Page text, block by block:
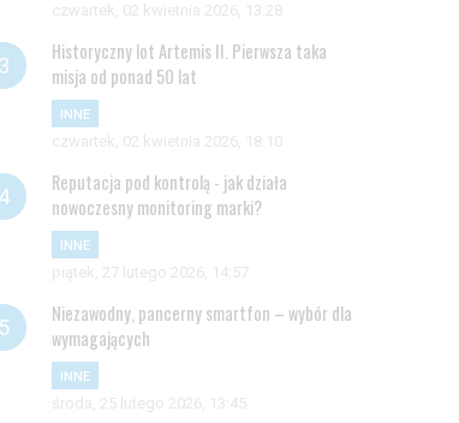
czwartek, 02 kwietnia 2026, 13:28
Historyczny lot Artemis II. Pierwsza taka
misja od ponad 50 lat
INNE
czwartek, 02 kwietnia 2026, 18:10
Reputacja pod kontrolą - jak działa
nowoczesny monitoring marki?
INNE
piątek, 27 lutego 2026, 14:57
Niezawodny, pancerny smartfon – wybór dla
wymagających
INNE
środa, 25 lutego 2026, 13:45